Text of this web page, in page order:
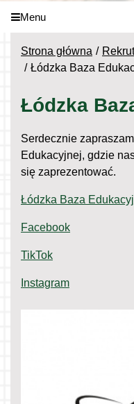
Menu
Strona główna
Łódzka Baza
Łódzka
Serdecznie
Edukacyjnej, gdzie
się zaprezentować.
Łódzka Baza
Facebook
TikTok
Instagram